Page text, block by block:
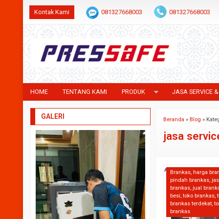
Kontak Kami 081327668003 081327668003
HOME TENTANG KAMI PRODUK JASA SERVICE
Beranda »Blog »
jasa
Brankas, harga
pindah brankas,
brankas,jual
besi,toko brankas,
brankas terdekat,
brankas
GALERI